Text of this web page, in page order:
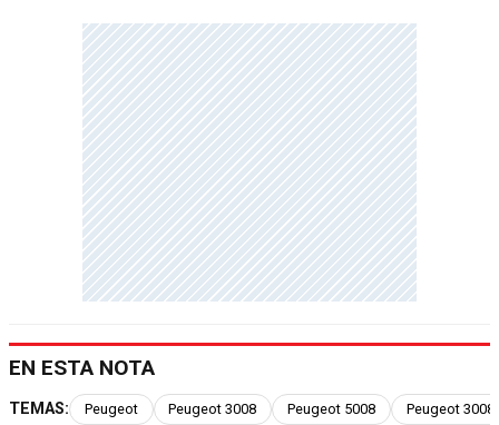
EN ESTA NOTA
TEMAS: Peugeot Peugeot 3008 Peugeot 5008 Peugeot 3008